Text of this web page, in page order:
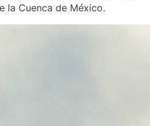
la Cuenca de México.